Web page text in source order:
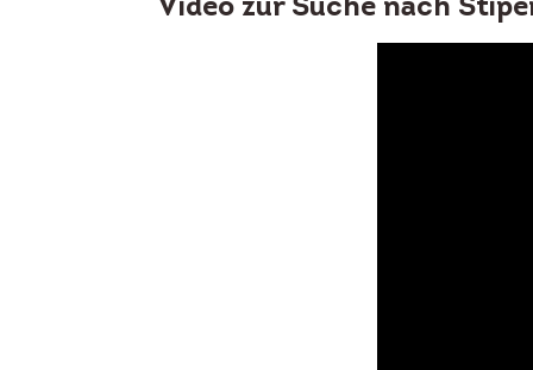
Video zur Suche nach